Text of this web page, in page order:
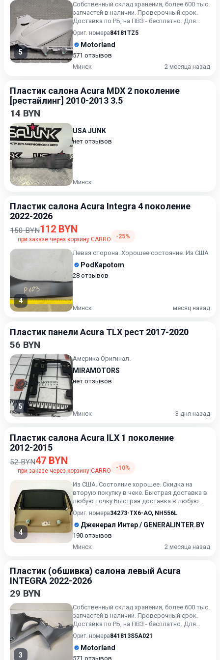
5
Собственный склад хранения, более 600 тыс.
запчастей в наличии. Проверочный срок.
Доставка по РБ, на ПВЗ - бесплатно. Для
получения актуальн...
Ориг. номера84181TZ5
Motorland
571 отзывов
Минск
2 месяца назад
Пластик салона Acura MDX 2 поколение
[рестайлинг] 2010-2013 3.5
14 BYN
USA JUNK
нет отзывов
Минск
Пластик салона Acura Integra 4 поколение
2022-2026
150 BYN112 BYN
при заказе через корзину CARRO -25%
4
Левая сторона. Хорошее состояние. Из США
PodKapotom
28 отзывов
Минск месяц назад
Пластик панели Acura TLX рест 2017-2020
56 BYN
5
Америка Оригинал.
MIRAMOTORS
нет отзывов
Минск 3 дня назад
Пластик салона Acura ILX 1 поколение
2012-2015
52 BYN47 BYN
при заказе через корзину CARRO -10%
4
Из США. Состояние хорошее. Скидка на
вторую покупку в чеке. Быстрая доставка в
любую точку.Быстрая доставка в любую
точку. Возможность расче...
Ориг. номера34273-TX6-AO, NH556L
Дженерал Интер / GENERALINTER.BY
190 отзывов
Минск
2 месяца назад
Пластик (обшивка) салона левый Acura
INTEGRA 2022-2026
29 BYN
3
Собственный склад хранения, более 600 тыс.
запчастей в наличии. Проверочный срок.
Доставка по РБ, на ПВЗ - бесплатно. Для
получения актуальн...
Ориг. номера841813S5A021
Motorland
571 отзывов